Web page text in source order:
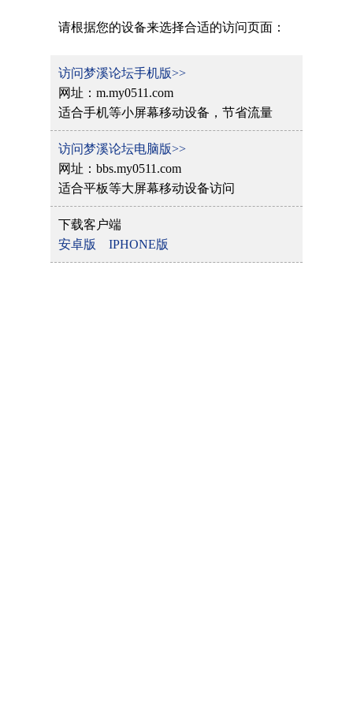
请根据您的设备来选择合适的访问页面：
访问梦溪论坛手机版>>
网址：m.my0511.com
适合手机等小屏幕移动设备，节省流量
访问梦溪论坛电脑版>>
网址：bbs.my0511.com
适合平板等大屏幕移动设备访问
下载客户端
安卓版
IPHONE版